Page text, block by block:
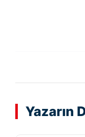
Yazarın